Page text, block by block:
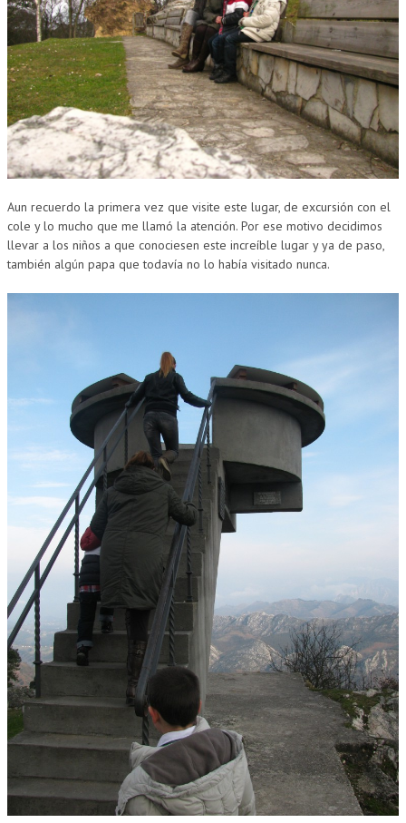
Aun recuerdo la primera vez que visite este lugar, de excursión con el
cole y lo mucho que me llamó la atención. Por ese motivo decidimos
llevar a los niños a que conociesen este increíble lugar y ya de paso,
también algún papa que todavía no lo había visitado nunca.